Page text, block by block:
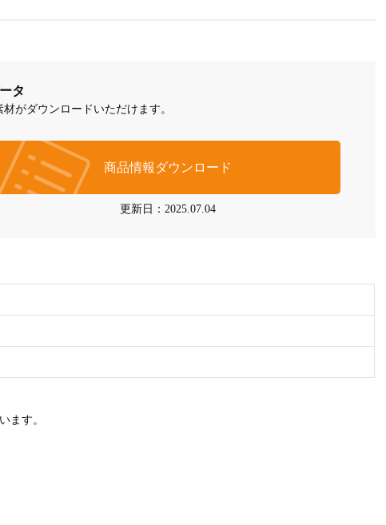
タ
がダウンロードいただけます。
商品情報ダウンロード
更新日：2025.07.04
ます。